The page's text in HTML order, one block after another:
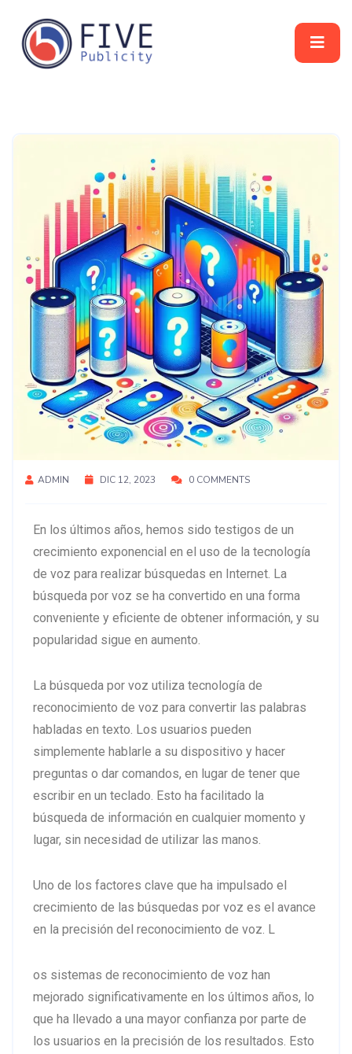
ADMIN DIC 12, 2023 0 COMMENTS
En los últimos años, hemos sido testigos de un
crecimiento exponencial en el uso de la tecnología
de voz para realizar búsquedas en Internet. La
búsqueda por voz se ha convertido en una forma
conveniente y eficiente de obtener información, y su
popularidad sigue en aumento.
La búsqueda por voz utiliza tecnología de
reconocimiento de voz para convertir las palabras
habladas en texto. Los usuarios pueden
simplemente hablarle a su dispositivo y hacer
preguntas o dar comandos, en lugar de tener que
escribir en un teclado. Esto ha facilitado la
búsqueda de información en cualquier momento y
lugar, sin necesidad de utilizar las manos.
Uno de los factores clave que ha impulsado el
crecimiento de las búsquedas por voz es el avance
en la precisión del reconocimiento de voz. L
os sistemas de reconocimiento de voz han
mejorado significativamente en los últimos años, lo
que ha llevado a una mayor confianza por parte de
los usuarios en la precisión de los resultados. Esto